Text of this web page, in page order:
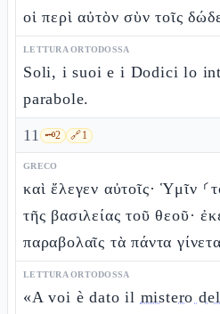
οἱ περὶ αὐτὸν σὺν τοῖς
LETTURA ORTODOSSA
Soli, i suoi e i Dodici lo
parabole.
11 🗝️2 🔗1
GRECO
καὶ ἔλεγεν αὐτοῖς· Ὑμῖν
τῆς βασιλείας τοῦ θεοῦ·
παραβολαῖς τὰ πάντα
LETTURA ORTODOSSA
«A voi è dato il mistero